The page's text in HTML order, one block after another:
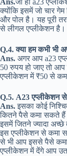
Ans.जी हां a23
क्योंकि इसमें जो चार
और पोल है। यह पूरी
से लीगल एप्लीकेशन है।
Q.4. क्या हम कभी
Ans. अगर आप a23
50 रुपय हो जाए तो
एप्लीकेशन में ₹50 से
Q.5. A23 एप्लीकेशन
Ans.इसका कोई
कितने पैसे कमा सकते
इसमें जितने ज्यादा
इस एप्लीकेशन से कमा
से भी आप इससे पैसे
एप्लीकेशन में देंगे आप